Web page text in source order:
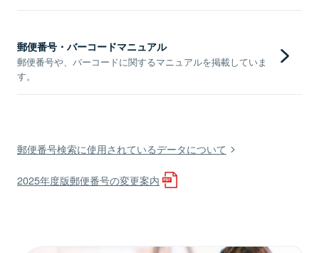
郵便番号・バーコードマニュアル
郵便番号や、バーコードに関するマニュアルを掲載していま
す。
郵便番号検索に使用されているデータについて
2025年度版郵便番号の変更案内